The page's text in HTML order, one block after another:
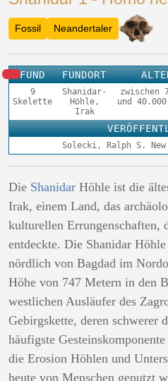
Fossil Neandertaler
FUND FUNDORT
9
Skelette
Shanidar-
Höhle,
Irak
zwischen
und
Solecki, Ralph S.
Die Shanidar Höhle ist die
Irak, einem Land, das
kulturellen Errungenschaften,
entdeckte. Die Shanidar
nördlich von Bagdad im
Höhe von 747 Metern in den
westlichen Ausläufer des
Gebirgskette, deren schwerer
häufigste
die Erosion Höhlen und
heute von Menschen genutzt